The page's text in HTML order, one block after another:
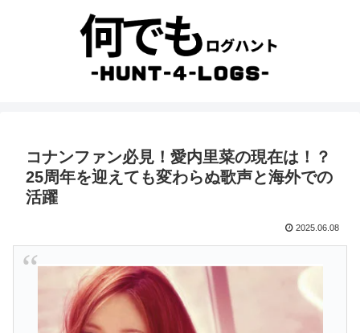
コナンファン必見！愛内里菜の現在は！？
25周年を迎えても変わらぬ歌声と海外での
活躍
2025.06.08